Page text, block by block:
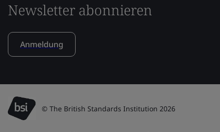
Newsletter abonnieren
Anmeldung
© The British Standards Institution 2026